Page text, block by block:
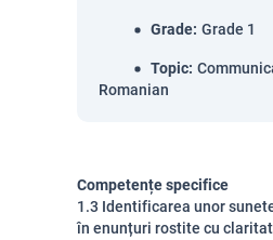
Grade: Grade 1
Topic:
Romanian
Competențe specifice
1.3 Identificarea unor
în enunțuri rostite cu